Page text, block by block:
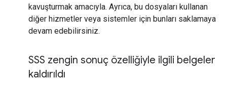
kavuşturmak amacıyla. Ayrıca, bu dosyaları kullanan
diğer hizmetler veya sistemler için bunları saklamaya
devam edebilirsiniz.
SSS zengin sonuç özelliğiyle ilgili belgeler
kaldırıldı